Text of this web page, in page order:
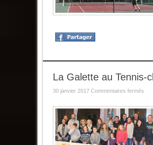
La Galette au Tennis-
30 janvier 2017 Commentaires ferméssur
au
club